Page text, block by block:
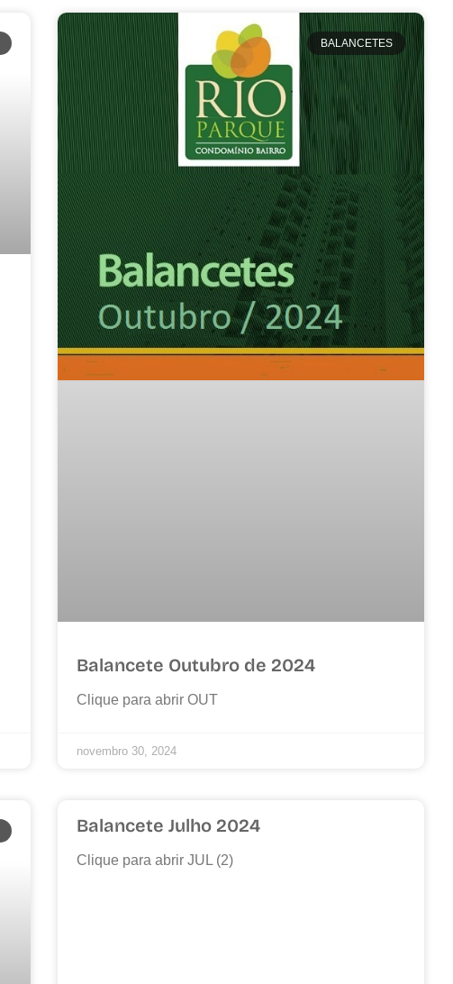
BALANCETES
Balancete Outubro de 2024
Clique para abrir OUT
novembro 30, 2024
Balancete Julho 2024
Clique para abrir JUL (2)